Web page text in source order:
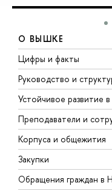
О ВЫШКЕ
Цифры и факты
Руководство и
Устойчивое развитие
Преподаватели и
Корпуса и общежития
Закупки
Обращения граждан